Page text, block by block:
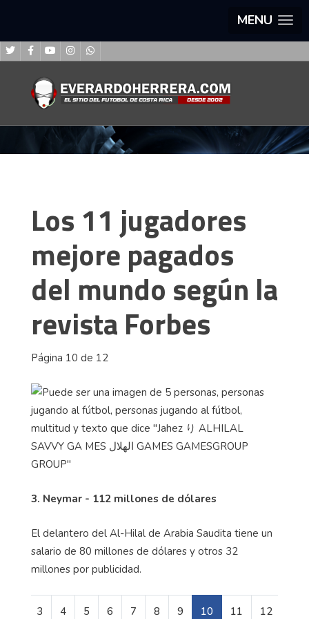
MENU
Los 11 jugadores
mejore pagados
del mundo según la
revista Forbes
Página 10 de 12
3. Neymar - 112 millones de dólares
El delantero del Al-Hilal de Arabia Saudita tiene un
salario de 80 millones de dólares y otros 32
millones por publicidad.
3 4 5 6 7 8 9 10 11 12